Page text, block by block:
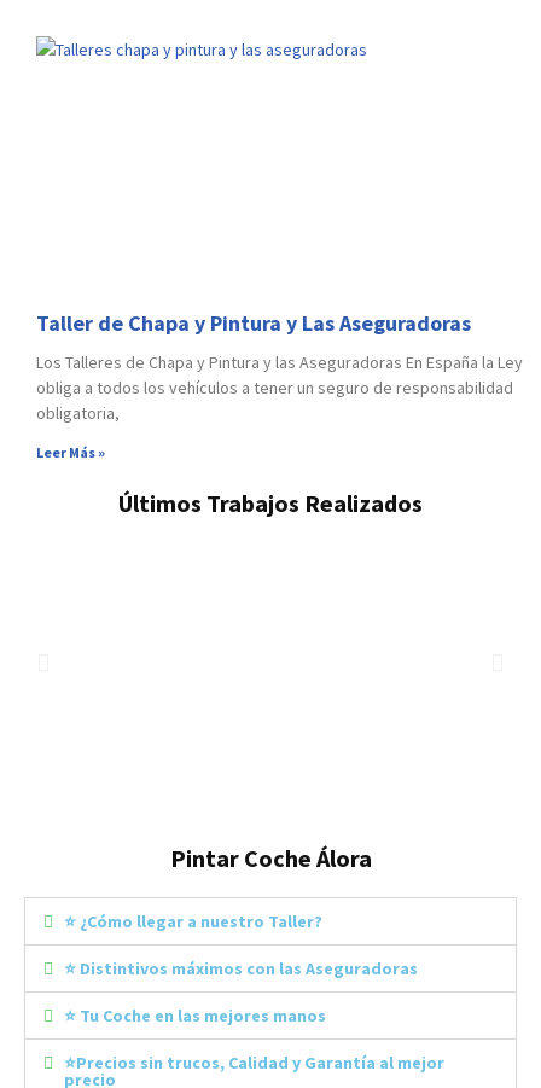
Taller de Chapa y Pintura y Las Aseguradoras
Los Talleres de Chapa y Pintura y las Aseguradoras En España la Ley
obliga a todos los vehículos a tener un seguro de responsabilidad
obligatoria,
Leer Más »
Últimos Trabajos Realizados
Pintar Coche Álora
⭐ ¿Cómo llegar a nuestro Taller?
⭐ Distintivos máximos con las Aseguradoras
⭐ Tu Coche en las mejores manos
⭐Precios sin trucos, Calidad y Garantía al mejor
precio